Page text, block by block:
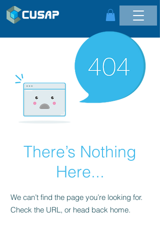
There’s Nothing
Here...
We can’t find the page you’re looking for.
Check the URL, or head back home.